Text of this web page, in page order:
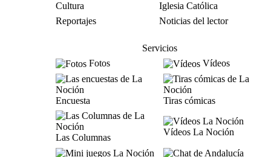
Cultura
Iglesia Católica
Reportajes
Noticias del lector
Servicios
Fotos
Vídeos
Encuesta Tiras cómicas
Las Columnas
Vídeos La Noción